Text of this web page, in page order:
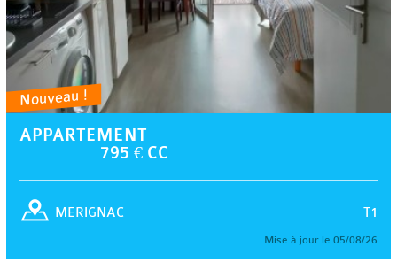
Nouveau !
APPARTEMENT
795 € CC
T1
MERIGNAC
Mise à jour le 05/08/26